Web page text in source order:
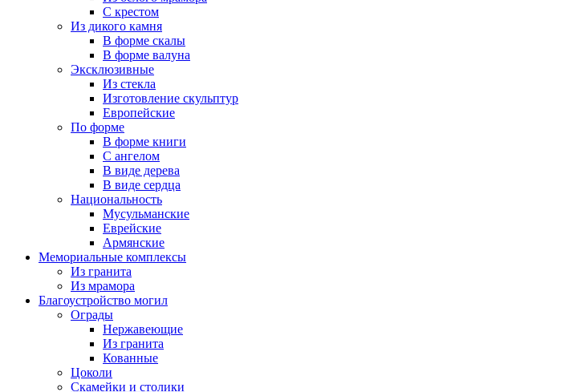
С крестом
Из дикого камня
В форме скалы
В форме валуна
Эксклюзивные
Из стекла
Изготовление скульптур
Европейские
По форме
В форме книги
С ангелом
В виде дерева
В виде сердца
Национальность
Мусульманские
Еврейские
Армянские
Мемориальные комплексы
Из гранита
Из мрамора
Благоустройство могил
Ограды
Нержавеющие
Из гранита
Кованные
Цоколи
Скамейки и столики